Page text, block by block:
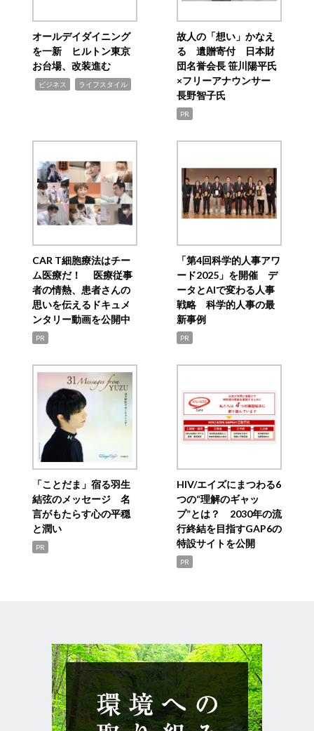
オールデイダイニング
を一新 ヒルトン東京
お台場、改装進む
ビジネス ライフスタイル
故人の「想い」かなえ
る 遺贈寄付 日本財
団名誉会長 笹川陽平氏
×フリーアナウンサー
長野智子氏
PR
CAR T細胞療法はチー
ム医療だ！ 医療従事
者の情熱、患者さんの
思いを伝えるドキュメ
ンタリー動画を公開中
PR
「第4回科学的人事アワ
ード2025」を開催 デ
ータとAIで変わる人事
戦略 科学的人事の最
新事例
PR
「ことだま」宿る羽生
結弦のメッセージ 名
言がもたらす心の平穏
と潤い
PR
HIV/エイズにまつわる6
つの“理解のギャッ
プ”とは？ 2030年の流
行終結を目指すGAP6の
特設サイトを公開
PR